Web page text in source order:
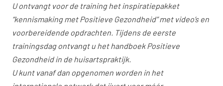
U ontvangt voor de training het inspiratiepakket
“kennismaking met Positieve Gezondheid” met video’s en
voorbereidende opdrachten. Tijdens de eerste
trainingsdag ontvangt u het handboek Positieve
Gezondheid in de huisartspraktijk.
U kunt vanaf dan opgenomen worden in het